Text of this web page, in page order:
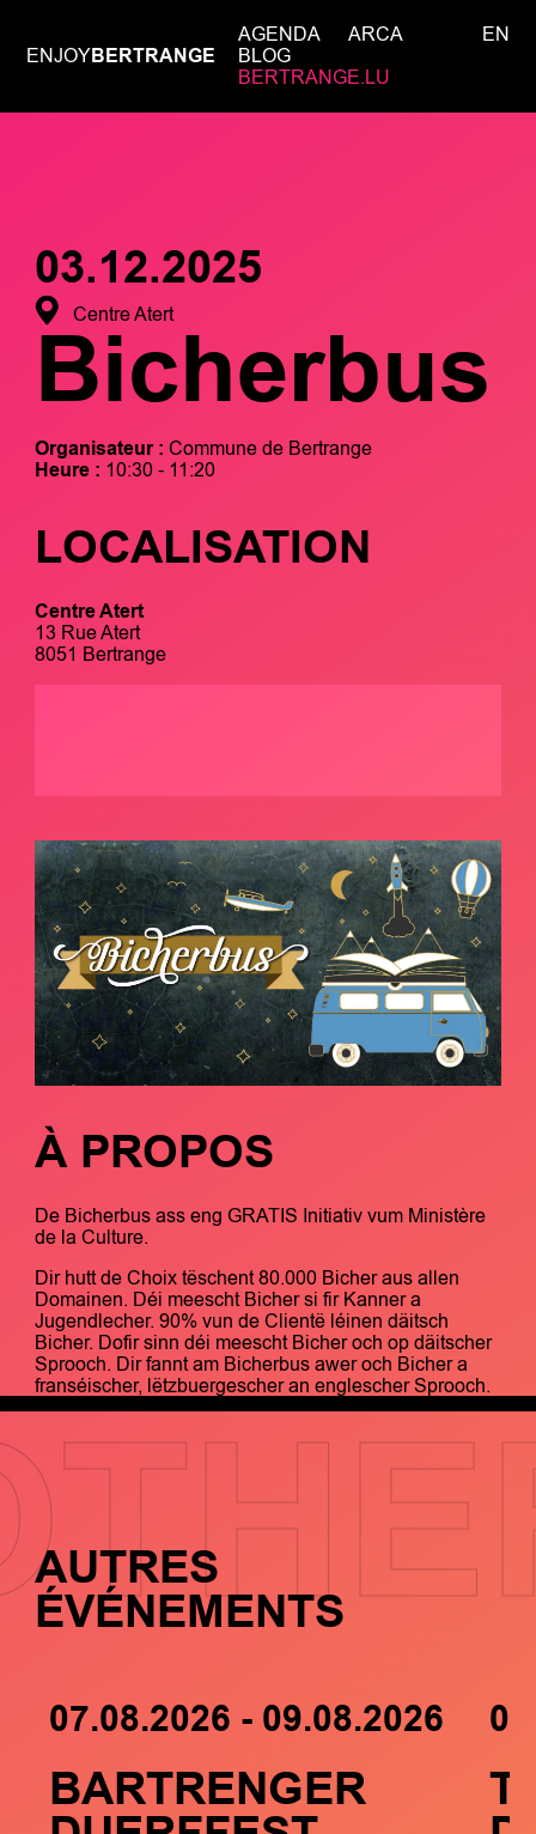
ENJOYBERTRANGE
AGENDA
ARCA
BLOG
BERTRANGE.LU
EN
03.12.2025
Centre Atert
Bicherbus
Organisateur : Commune de Bertrange
Heure : 10:30 - 11:20
LOCALISATION
Centre Atert
13 Rue Atert
8051 Bertrange
À PROPOS
De Bicherbus ass eng GRATIS Initiativ vum Ministère
de la Culture.
Dir hutt de Choix tëschent 80.000 Bicher aus allen
Domainen. Déi meescht Bicher si fir Kanner a
Jugendlecher. 90% vun de Clientë léinen däitsch
Bicher. Dofir sinn déi meescht Bicher och op däitscher
Sprooch. Dir fannt am Bicherbus awer och Bicher a
franséischer, lëtzbuergescher an englescher Sprooch.
AUTRES
ÉVÉNEMENTS
07.08.2026 - 09.08.2026
BARTRENGER